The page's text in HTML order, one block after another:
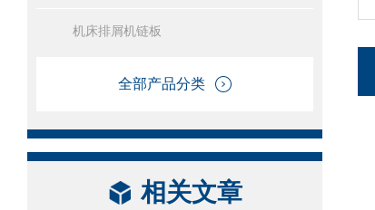
机床排屑机链板
全部产品分类
相关文章